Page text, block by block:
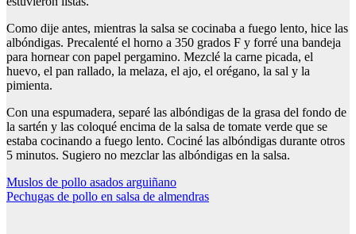
Como dije antes, mientras la salsa se cocinaba a fuego lento, hice las
albóndigas. Precalenté el horno a 350 grados F y forré una bandeja
para hornear con papel pergamino. Mezclé la carne picada, el
huevo, el pan rallado, la melaza, el ajo, el orégano, la sal y la
pimienta.
Con una espumadera, separé las albóndigas de la grasa del fondo de
la sartén y las coloqué encima de la salsa de tomate verde que se
estaba cocinando a fuego lento. Cociné las albóndigas durante otros
5 minutos. Sugiero no mezclar las albóndigas en la salsa.
Navegación
de
Muslos de pollo asados arguiñano
Pechugas de pollo en salsa de almendras